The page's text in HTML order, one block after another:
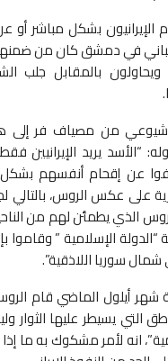
الإيرانيون بشكل مباشر
في دمشق كان من
بالمقابل جلب
شيوعي من مصياف فر إلى
“الأسد يريد الإيرانيين
عن إقحام أنفسهم
على عكس الروس، بالتالي
الذي يطمئن لهم من
“الدولة الإسلامية ” وقاموا
سوريا اللاذقية”.
شهر أيلول الماضي قام
التي يسيطر عليها
انه لأمر مشكوك به ما